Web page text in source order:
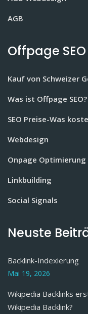
AGB
Offpage SEO
Kauf von Schweizer
Was ist Offpage SEO?
SEO Preise-Was
Webdesign
Onpage Optimierung
Linkbuilding
Social Signals
Neuste
Backlink-Indexierung
Mai 19, 2026
Wikipedia Backlinks
Wikipedia Backlink?